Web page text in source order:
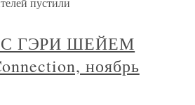
ГЭРИ ШЕЙЕМ
ноябрь